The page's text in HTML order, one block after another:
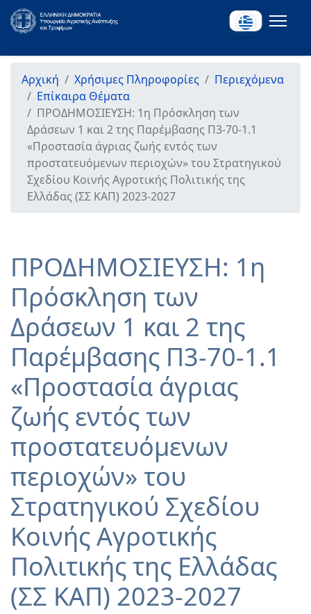
Αρχική Χρήσιμες Πληροφορίες
Περιεχόμενα
Επίκαιρα Θέματα
ΠΡΟΔΗΜΟΣΙΕΥΣΗ: 1η Πρόσκληση των
Δράσεων 1 και 2 της Παρέμβασης Π3-70-1.1
«Προστασία άγριας ζωής εντός των
προστατευόμενων περιοχών» του Στρατηγικού
Σχεδίου Κοινής Αγροτικής Πολιτικής της
Ελλάδας (ΣΣ ΚΑΠ) 2023-2027
ΠΡΟΔΗΜΟΣΙΕΥΣΗ: 1η
Πρόσκληση των
Δράσεων 1 και 2 της
Παρέμβασης Π3-70-1.1
«Προστασία άγριας
ζωής εντός των
προστατευόμενων
περιοχών» του
Στρατηγικού Σχεδίου
Κοινής Αγροτικής
Πολιτικής της Ελλάδας
(ΣΣ ΚΑΠ) 2023-2027